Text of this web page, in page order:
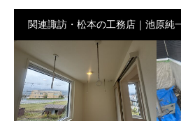
関連諏訪・松本の工務店｜池原純